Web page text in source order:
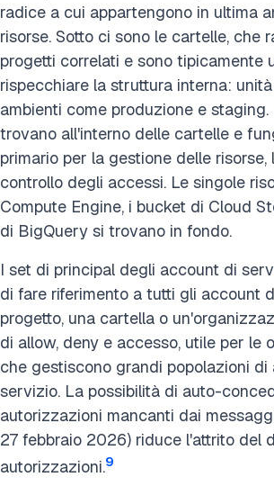
radice a cui appartengono in ultima
risorse. Sotto ci sono le cartelle, che
progetti correlati e sono tipicamente
rispecchiare la struttura interna:
ambienti come produzione e staging.
trovano all'interno delle cartelle e
primario per la gestione delle
controllo degli accessi. Le singole
Compute Engine, i bucket di Cloud
di BigQuery si trovano in fondo.
I set di principal degli account di
di fare riferimento a tutti gli account
progetto, una cartella o
di allow, deny e accesso, utile per le
che gestiscono grandi popolazioni di
servizio. La possibilità di auto-
autorizzazioni mancanti dai
27 febbraio 2026) riduce l'attrito del
autorizzazioni.9